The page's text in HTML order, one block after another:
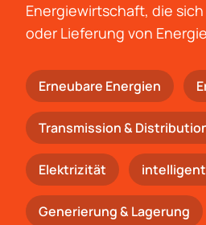
Energiewirtschaft, die
oder Lieferung von
Erneubare Energien
Trans­mis­si­on &
Elektrizität
Generierung & Lagerung